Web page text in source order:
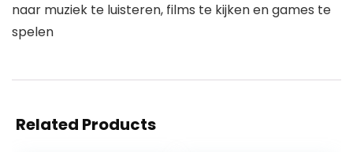
naar muziek te luisteren, films te kijken en games te
spelen
Related Products